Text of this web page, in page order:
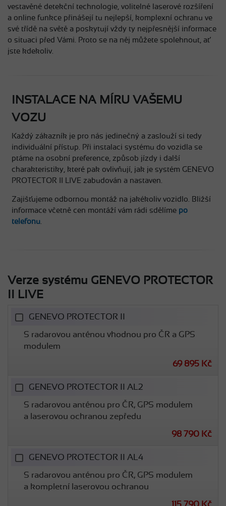
vestavěné detekční technologie, volitelné laserové rozšíření
a online funkce přinášejí tu nejlepší, komplexní ochranu ve
své třídě na světě a poskytují vždy ty nejpřesnější informace
o situaci před Vámi. Proto se na něj můžete spolehnout, ať
jste kdekoliv.
INSTALACE NA MÍRU VAŠEMU
VOZU
Každý zákazník je pro nás jedinečný a zaslouží si tedy
individuální přístup. Při instalaci systému do vozidla se
ptáme na osobní preference, způsob jízdy i další
charakteristiky, které pak ovlivňují, jak je systém GENEVO
PROTECTOR II LIVE zabudován a nastaven.
Zajišťujeme odbornou montáž na jakékoliv vozidlo. Bližší
informace včetně cen montáží vám rádi sdělíme po
telefonu.
Verze systému GENEVO PROTECTOR
II LIVE
GENEVO PROTECTOR II
S radarovou anténou vhodnou pro ČR a GPS
modulem
69 895 Kč
GENEVO PROTECTOR II AL2
S radarovou anténou pro ČR, GPS modulem
a laserovou ochranou zepředu
98 790 Kč
GENEVO PROTECTOR II AL4
S radarovou anténou pro ČR, GPS modulem
a kompletní laserovou ochranou